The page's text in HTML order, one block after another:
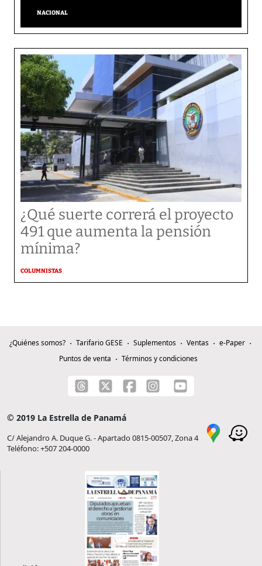
NACIONAL
¿Qué suerte correrá el proyecto
491 que aumenta la pensión
mínima?
COLUMNISTAS
¿Quiénes somos? Tarifario GESE Suplementos Ventas
e-Paper
Puntos de venta
Términos y condiciones
© 2019 La Estrella de Panamá
C/ Alejandro A. Duque G. - Apartado 0815-00507, Zona 4
Teléfono: +507 204-0000